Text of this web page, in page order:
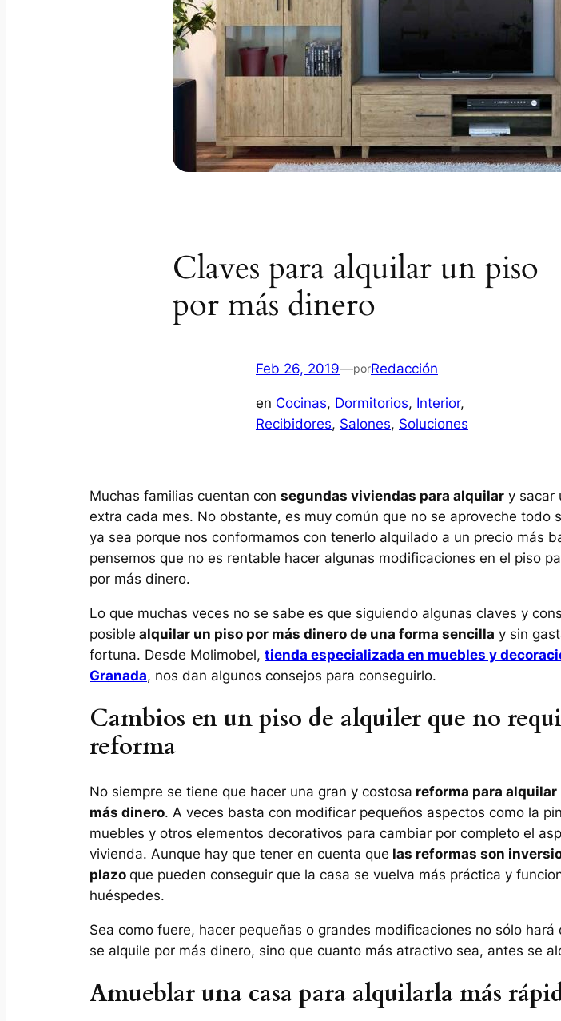
Claves para alquilar un piso
por más dinero
Feb 26, 2019—porRedacción
en Cocinas, Dormitorios, Interior
Recibidores, Salones, Soluciones
Muchas familias cuentan con segundas viviendas para alquilar y sacar
extra cada mes. No obstante, es muy común que no se aproveche todo
ya sea porque nos conformamos con tenerlo alquilado a un precio más
pensemos que no es rentable hacer algunas modificaciones en el piso
por más dinero.
Lo que muchas veces no se sabe es que siguiendo algunas claves y
posible alquilar un piso por más dinero de una forma sencilla y sin
fortuna. Desde Molimobel, tienda especializada en muebles y
Granada, nos dan algunos consejos para conseguirlo.
Cambios en un piso de alquiler que no
reforma
No siempre se tiene que hacer una gran y costosa reforma para alquilar
más dinero. A veces basta con modificar pequeños aspectos como la
muebles y otros elementos decorativos para cambiar por completo el
vivienda. Aunque hay que tener en cuenta que las reformas son
plazo que pueden conseguir que la casa se vuelva más práctica y
huéspedes.
Sea como fuere, hacer pequeñas o grandes modificaciones no sólo hará
se alquile por más dinero, sino que cuanto más atractivo sea, antes se
Amueblar una casa para alquilarla más